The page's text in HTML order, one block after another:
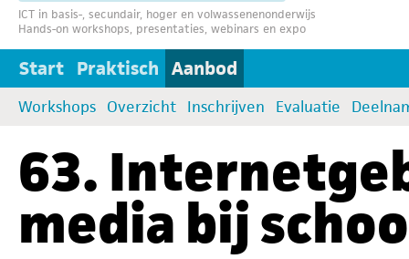
ICT in basis-, secundair, hoger en volwassenenonderwijs
Hands-on workshops, presentaties, webinars en expo
Start Praktisch Aanbod
Workshops Overzicht Inschrijven Evaluatie
63.
media bij